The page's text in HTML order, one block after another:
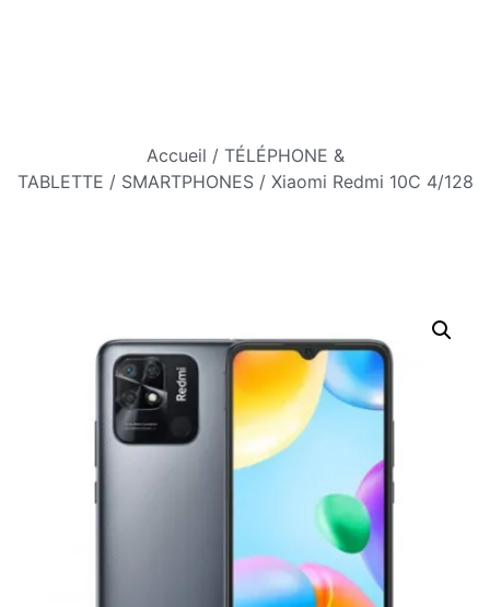
Accueil / TÉLÉPHONE &
TABLETTE / SMARTPHONES/ Xiaomi Redmi 10C 4/128